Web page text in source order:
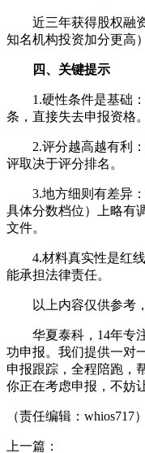
近三年获得股权融资
知名机构投资加分更高
四、关键提示
1.硬性条件是基础：
条，直接失去申报资格。
2.评分越高越有利：
评取决于评分排名。
3.地方细则有差异：
具体分数档位）上略有
文件。
4.材料真实性是红线
能承担法律责任。
以上内容仅供参考，
华夏泰科，14年专注
功申报。我们提供一对
申报跟踪，全程陪跑，
你正在考虑申报，不妨
（责任编辑：whios717）
上一篇：